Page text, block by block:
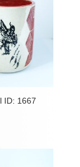
ID: 1667